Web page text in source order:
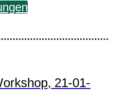
21-01-